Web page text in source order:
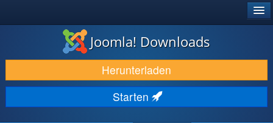
DOWNLOAD & ERWEITERN
ENTDECKEN & LERNEN
COMMUNITY & SUPPORT
Joomla! Downloads
Herunterladen
Starten